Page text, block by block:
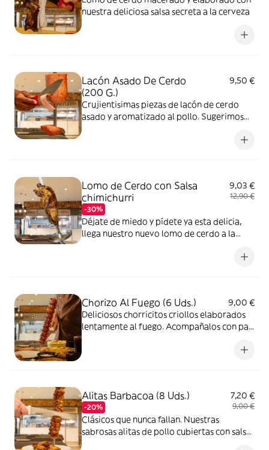
nuestra deliciosa salsa secreta a la cerveza
Lacón Asado De Cerdo
(200 G.)
9,50 €
Crujientisimas piezas de lacón de cerdo
asado y aromatizado al pollo. Sugerimos
Lomo de Cerdo con Salsa
chimichurri
-30%
9,03 €
12,90 €
Déjate de miedo y pídete ya esta delicia,
llega nuestro nuevo lomo de cerdo a la
chimichurri que hará temblar tu paladar!
Chorizo Al Fuego (6 Uds.)
9,00 €
Deliciosos chorricitos criollos elaborados
lentamente al fuego. Acompañalos con pan
Alitas Barbacoa (8 Uds.)
-20%
7,20 €
9,00 €
Clásicos que nunca fallan. Nuestras
sabrosas alitas de pollo cubiertas con salsa